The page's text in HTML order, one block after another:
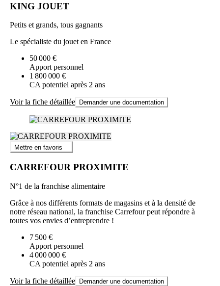
KING JOUET
Petits et grands, tous gagnants
Le spécialiste du jouet en France
50 000 €
Apport personnel
1 800 000 €
CA potentiel après 2 ans
Voir la fiche détaillée Demander une documentation
Mettre en favoris
CARREFOUR PROXIMITE
N°1 de la franchise alimentaire
Grâce à nos différents formats de magasins et à la densité de
notre réseau national, la franchise Carrefour peut répondre à
toutes vos envies d’entreprendre !
7 500 €
Apport personnel
4 000 000 €
CA potentiel après 2 ans
Voir la fiche détaillée Demander une documentation